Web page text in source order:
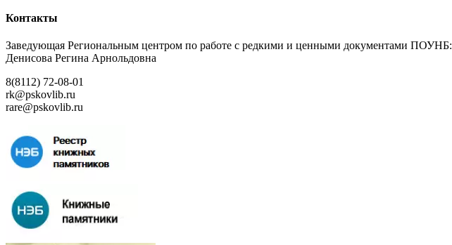
Контакты
Заведующая Региональным центром по работе с редкими и ценными документами ПОУНБ:
Денисова Регина Арнольдовна
8(8112) 72-08-01
rk@pskovlib.ru
rare@pskovlib.ru